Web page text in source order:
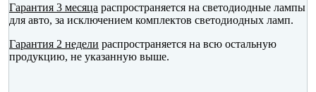
Гарантия 3 месяца распространяется на светодиодные лампы
для авто, за исключением комплектов светодиодных ламп.
Гарантия 2 недели распространяется на всю остальную
продукцию, не указанную выше.